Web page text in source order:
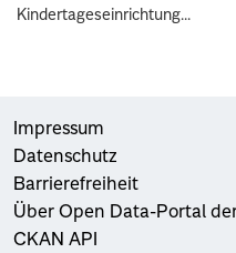
Kindertageseinrichtung...
Impressum
Datenschutz
Barrierefreiheit
Über Open Data-Portal
CKAN API